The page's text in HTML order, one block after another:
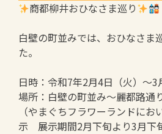
商都柳井おひなさま巡り
白壁の町並みでは、おひなさま
た。
日時：令和7年2月4日（火）～3
場所：白壁の町並み～麗都路通
（やまぐちフラワーランドにお
示 展示期間2月下旬より3月下